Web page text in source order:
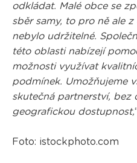
odkládat. Malé obce se
sběr samy, to pro ně ale
nebylo udržitelné.
této oblasti nabízejí
možnosti využívat
podmínek. Umožňujeme
skutečná partnerství, bez
geografickou dostupnost,
Foto: istockphoto.com